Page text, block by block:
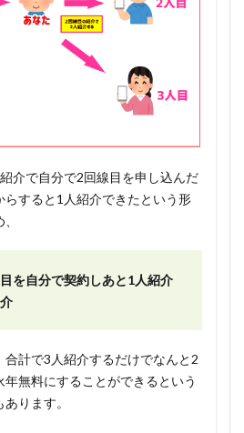
介で自分で2回線目を申し込んだ
らすると1人紹介できたという形
を自分で契約しあと1人紹介
計で3人紹介するだけでなんと2
無料にすることができるという
ります。